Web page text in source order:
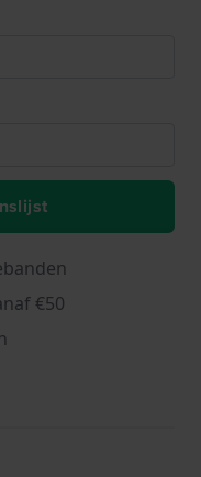
€50